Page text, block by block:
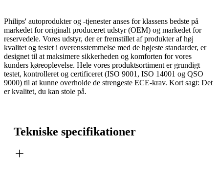
Philips' autoprodukter og -tjenester anses for klassens bedste på
markedet for originalt produceret udstyr (OEM) og markedet for
reservedele. Vores udstyr, der er fremstillet af produkter af høj
kvalitet og testet i overensstemmelse med de højeste standarder, er
designet til at maksimere sikkerheden og komforten for vores
kunders køreoplevelse. Hele vores produktsortiment er grundigt
testet, kontrolleret og certificeret (ISO 9001, ISO 14001 og QSO
9000) til at kunne overholde de strengeste ECE-krav. Kort sagt: Det
er kvalitet, du kan stole på.
Tekniske specifikationer